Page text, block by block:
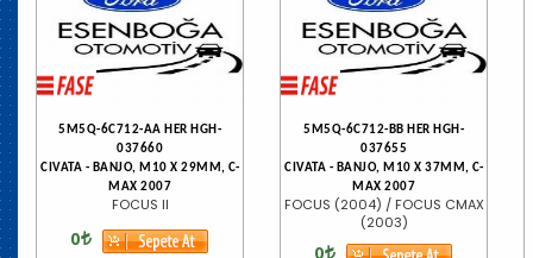
5M5Q-6C712-AA HER HGH-
037660
CIVATA - BANJO, M10 X 29MM, C-
MAX 2007
FOCUS II
0
5M5Q-6C712-BB HER HGH-
037655
CIVATA - BANJO, M10 X 37MM, C-
MAX 2007
FOCUS (2004) / FOCUS CMAX
(2003)
0